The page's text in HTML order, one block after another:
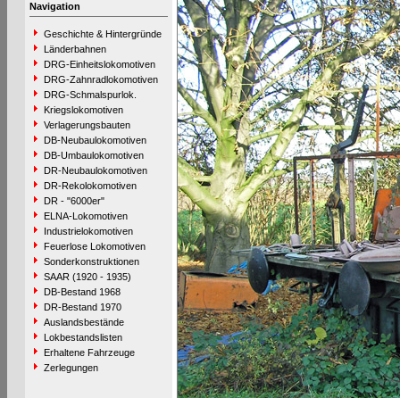
Navigation
Geschichte & Hintergründe
Länderbahnen
DRG-Einheitslokomotiven
DRG-Zahnradlokomotiven
DRG-Schmalspurlok.
Kriegslokomotiven
Verlagerungsbauten
DB-Neubaulokomotiven
DB-Umbaulokomotiven
DR-Neubaulokomotiven
DR-Rekolokomotiven
DR - "6000er"
ELNA-Lokomotiven
Industrielokomotiven
Feuerlose Lokomotiven
Sonderkonstruktionen
SAAR (1920 - 1935)
DB-Bestand 1968
DR-Bestand 1970
Auslandsbestände
Lokbestandslisten
Erhaltene Fahrzeuge
Zerlegungen